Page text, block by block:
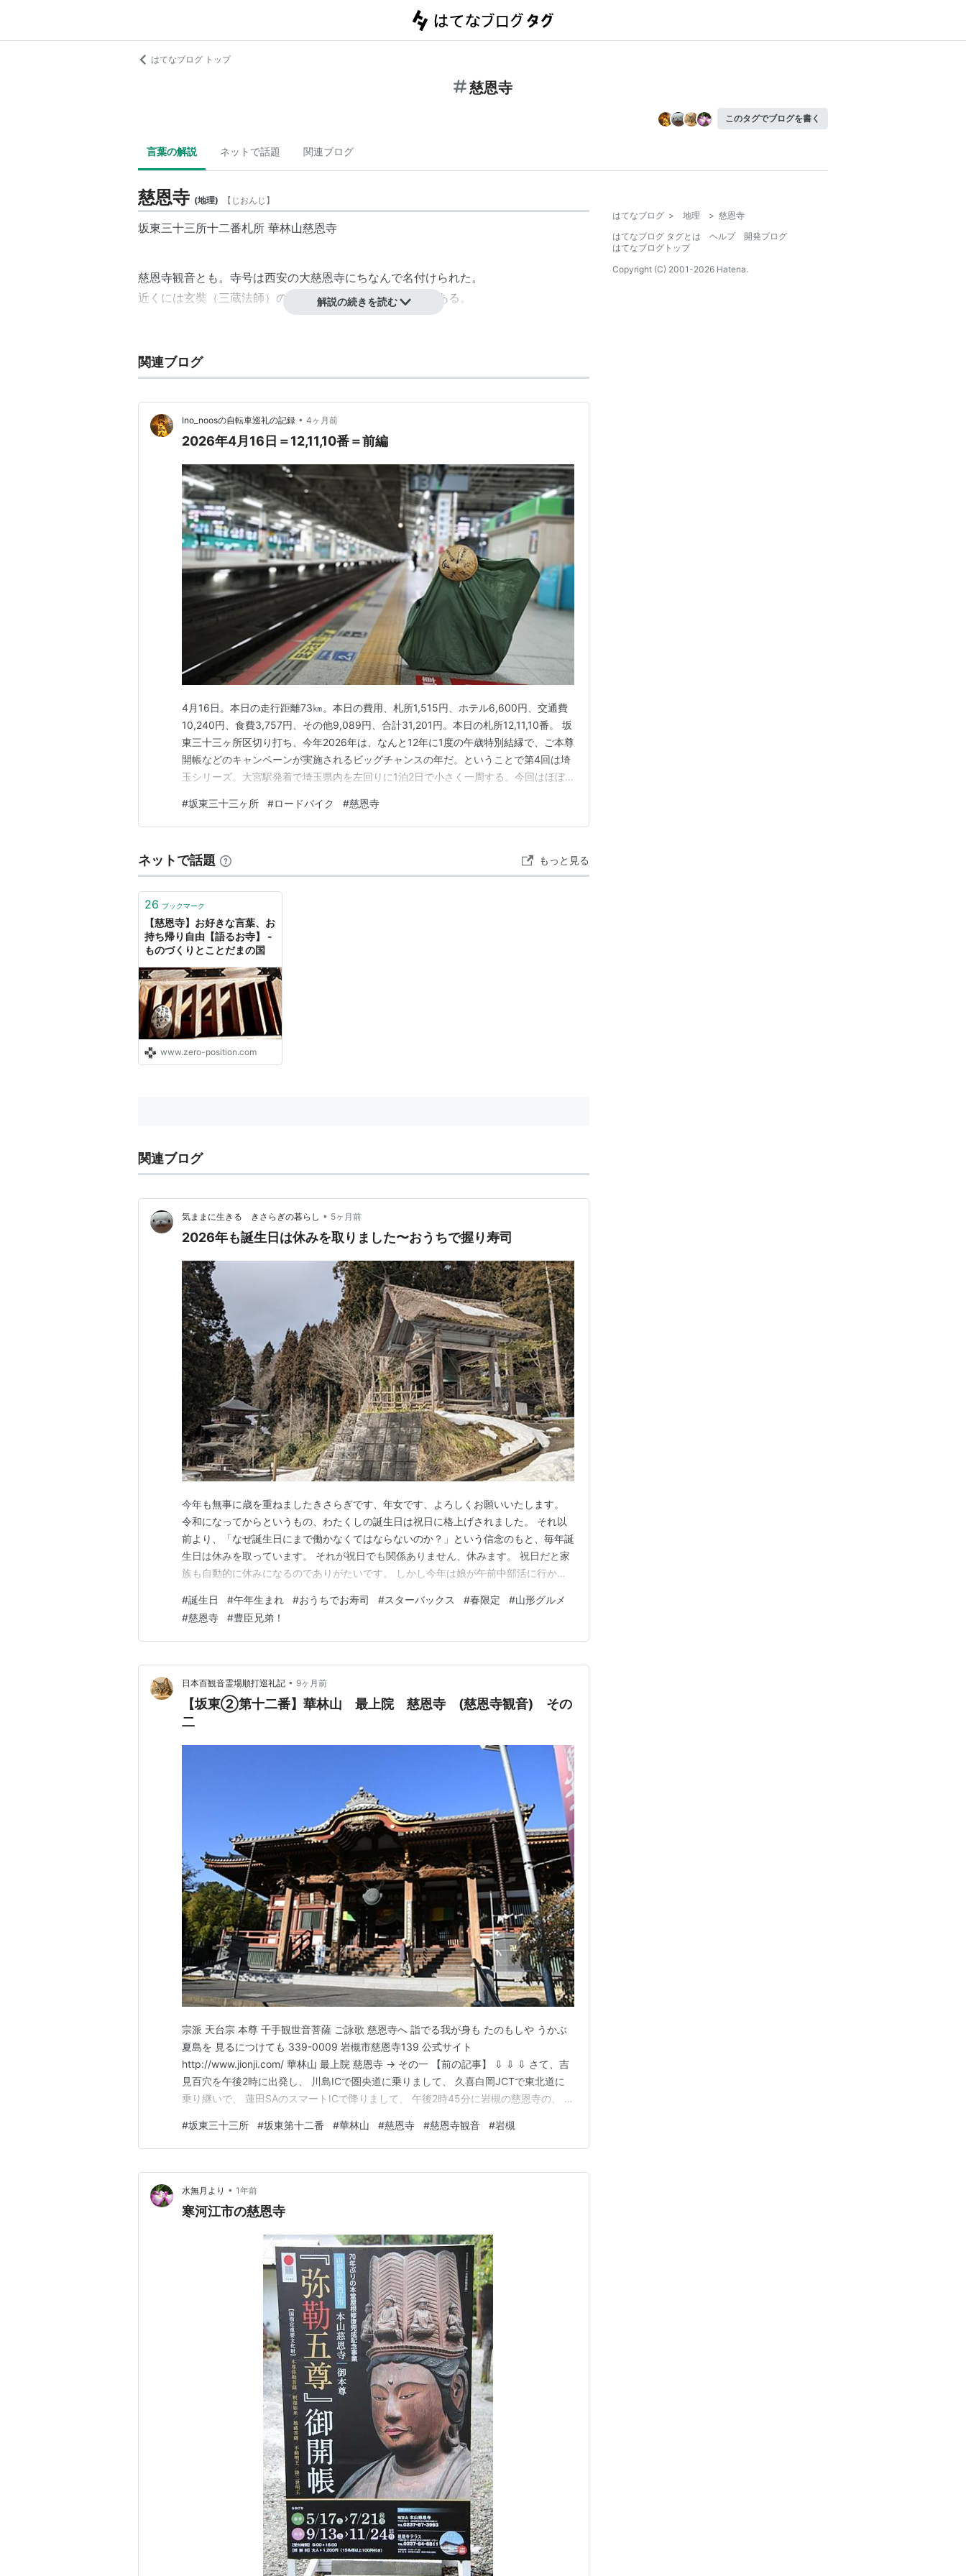
はてなブログ トップ
慈恩寺
このタグでブログを書く
言葉の解説 ネットで話題 関連ブログ
慈恩寺 (地理) 【 じおんじ 】
坂東三十三所十二番札所 華林山慈恩寺
慈恩寺観音とも。寺号は西安の大慈恩寺にちなんで名付けられた。
近くには玄奘（三蔵法師）の霊骨を奉安した「玄奘塔」がある。
解説の続きを読む
関連ブログ
Ino_noosの自転車巡礼の記録 • 4ヶ月前
2026年4月16日＝12,11,10番＝前編
4月16日。本日の走行距離73㎞。本日の費用、札所1,515円、ホテル6,600円、交通費
10,240円、食費3,757円、その他9,089円、合計31,201円。本日の札所12,11,10番。 坂
東三十三ヶ所区切り打ち、今年2026年は、なんと12年に1度の午歳特別結縁で、ご本尊
開帳などのキャンペーンが実施されるビッグチャンスの年だ。ということで第4回は埼
玉シリーズ。大宮駅発着で埼玉県内を左回りに1泊2日で小さく一周する。今回はほぼ
く。 早朝、カミさんのクルマで仙台駅まで送ってもらう。いつも現地の天候だけ気に
して決行…
#坂東三十三ヶ所 #ロードバイク #慈恩寺
ネットで話題 もっと見る
26 ブックマーク
【慈恩寺】お好きな言葉、お
持ち帰り自由【語るお寺】 -
ものづくりとことだまの国
www.zero-position.com
関連ブログ
気ままに生きる きさらぎの暮らし • 5ヶ月前
2026年も誕生日は休みを取りました〜おうちで握り寿司
今年も無事に歳を重ねましたきさらぎです、年女です、よろしくお願いいたします。
令和になってからというもの、わたくしの誕生日は祝日に格上げされました。 それ以
前より、「なぜ誕生日にまで働かなくてはならないのか？」という信念のもと、毎年誕
生日は休みを取っています。 それが祝日でも関係ありません、休みます。 祝日だと家
族も自動的に休みになるのでありがたいです。 しかし今年は娘が午前中部活に行かな
「豊臣兄弟！」の撮影地となった（しかもクランクインの場所なのよね）、慈恩寺へ写
真を撮りに行ってきました。 冬ならではの姿を見せる…
#誕生日 #午年生まれ #おうちでお寿司 #スターバックス #春限定 #山形グルメ
#慈恩寺 #豊臣兄弟！
日本百観音霊場順打巡礼記 • 9ヶ月前
【坂東②第十二番】華林山 最上院 慈恩寺 (慈恩寺観音) その
二
宗派 天台宗 本尊 千手観世音菩薩 ご詠歌 慈恩寺へ 詣でる我が身も たのもしや うかぶ
夏島を 見るにつけても 339-0009 岩槻市慈恩寺139 公式サイト
http://www.jionji.com/ 華林山 最上院 慈恩寺 → その一 【前の記事】 ⇩ ⇩ ⇩ さて、吉
見百穴を午後2時に出発し、 川島ICで圏央道に乗りまして、 久喜白岡JCTで東北道に
乗り継いで、 蓮田SAのスマートICで降りまして、 午後2時45分に岩槻の慈恩寺の、 無
来、 二度目の訪問になります。 この山門は元禄四年(1691)の建…
#坂東三十三所 #坂東第十二番 #華林山 #慈恩寺 #慈恩寺観音 #岩槻
水無月より • 1年前
寒河江市の慈恩寺
はてなブログ > 地理 > 慈恩寺
はてなブログ タグとは
ヘルプ
開発ブログ
はてなブログトップ
Copyright (C) 2001-2026 Hatena.